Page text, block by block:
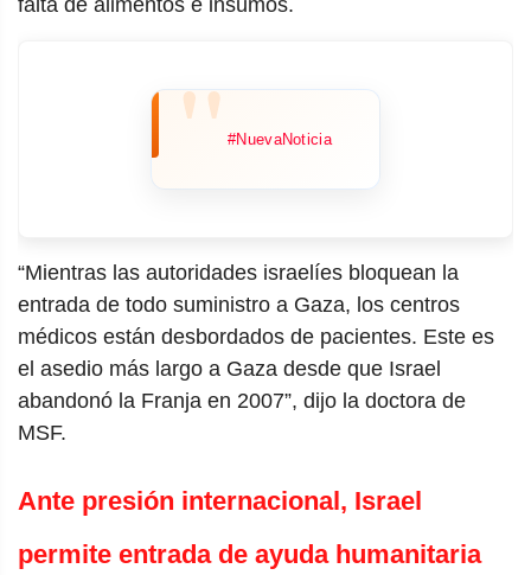
falta de alimentos e insumos.
#NuevaNoticia
“Mientras las autoridades israelíes bloquean la
entrada de todo suministro a Gaza, los centros
médicos están desbordados de pacientes. Este es
el asedio más largo a Gaza desde que Israel
abandonó la Franja en 2007”, dijo la doctora de
MSF.
Ante presión internacional, Israel
permite entrada de ayuda humanitaria